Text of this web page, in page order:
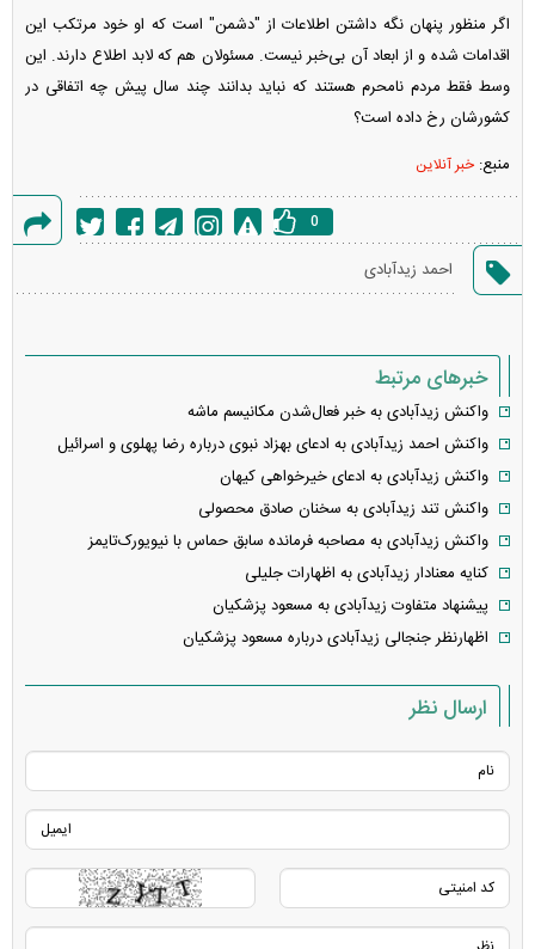
اگر منظور پنهان نگه داشتن اطلاعات از "دشمن" است که او خود مرتکب این
اقدامات شده و از ابعاد آن بی‌خبر نیست. مسئولان هم که لابد اطلاع دارند. این
وسط فقط مردم نامحرم هستند که نباید بدانند چند سال پیش چه اتفاقی در
کشورشان رخ داده است؟
منبع: خبر آنلاین
خطا
0
احمد زیدآبادی
خبرهای مرتبط
واکنش زیدآبادی به خبر فعال‌شدن مکانیسم ماشه
واکنش احمد زیدآبادی به ادعای بهزاد نبوی درباره رضا پهلوی و اسرائیل
واکنش زیدآبادی به ادعای خیرخواهی کیهان
واکنش تند زیدآبادی به سخنان صادق محصولی
واکنش زیدآبادی به مصاحبه فرمانده سابق حماس با نیویورک‌تایمز
کنایه معنادار زیدآبادی به اظهارات جلیلی
پیشنهاد متفاوت زیدآبادی به مسعود پزشکیان
اظهارنظر جنجالی زیدآبادی درباره مسعود پزشکیان
ارسال نظر